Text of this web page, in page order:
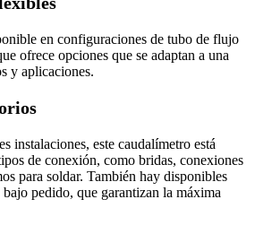
en configuraciones de tubo de flujo
ofrece opciones que se adaptan a una
y aplicaciones.
instalaciones, este caudalímetro está
de conexión, como bridas, conexiones
para soldar. También hay disponibles
pedido, que garantizan la máxima